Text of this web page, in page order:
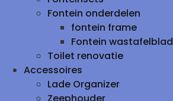
Fontein onderdelen
fontein frame
Fontein wastafelblad
Toilet renovatie
Accessoires
Lade Organizer
Zeephouder